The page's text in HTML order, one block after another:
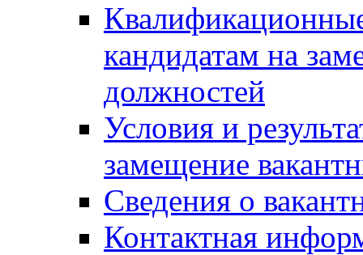
кандидатам на
должностей
Условия и
замещение
Сведения о
Контактная